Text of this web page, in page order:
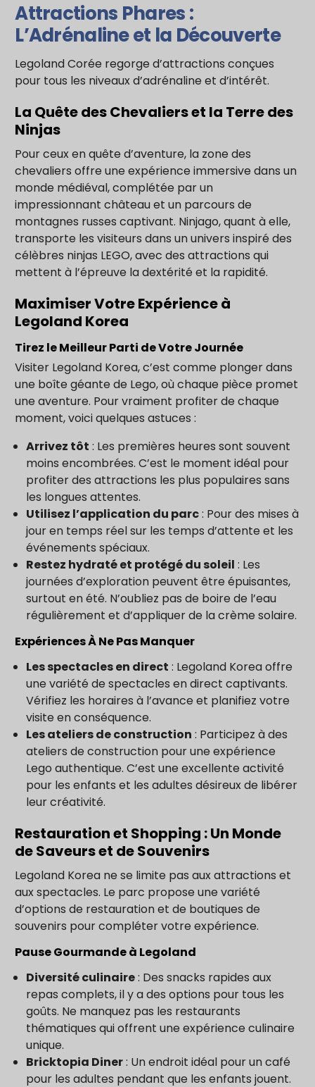
Attractions Phares :
L’Adrénaline et la Découverte
Legoland Corée regorge d’attractions conçues
pour tous les niveaux d’adrénaline et d’intérêt.
La Quête des Chevaliers et la Terre des
Ninjas
Pour ceux en quête d’aventure, la zone des
chevaliers offre une expérience immersive dans un
monde médiéval, complétée par un
impressionnant château et un parcours de
montagnes russes captivant. Ninjago, quant à elle,
transporte les visiteurs dans un univers inspiré des
célèbres ninjas LEGO, avec des attractions qui
mettent à l’épreuve la dextérité et la rapidité.
Maximiser Votre Expérience à
Legoland Korea
Tirez le Meilleur Parti de Votre Journée
Visiter Legoland Korea, c’est comme plonger dans
une boîte géante de Lego, où chaque pièce promet
une aventure. Pour vraiment profiter de chaque
moment, voici quelques astuces :
Arrivez tôt : Les premières heures sont souvent
moins encombrées. C’est le moment idéal pour
profiter des attractions les plus populaires sans
les longues attentes.
Utilisez l’application du parc: Pour des mises à
jour en temps réel sur les temps d’attente et les
événements spéciaux.
Restez hydraté et protégé du soleil : Les
journées d’exploration peuvent être épuisantes,
surtout en été. N’oubliez pas de boire de l’eau
régulièrement et d’appliquer de la crème solaire.
Expériences À Ne Pas Manquer
Les spectacles en direct : Legoland Korea offre
une variété de spectacles en direct captivants.
Vérifiez les horaires à l’avance et planifiez votre
visite en conséquence.
Les ateliers de construction : Participez à des
ateliers de construction pour une expérience
Lego authentique. C’est une excellente activité
pour les enfants et les adultes désireux de libérer
leur créativité.
Restauration et Shopping : Un Monde
de Saveurs et de Souvenirs
Legoland Korea ne se limite pas aux attractions et
aux spectacles. Le parc propose une variété
d’options de restauration et de boutiques de
souvenirs pour compléter votre expérience.
Pause Gourmande à Legoland
Diversité culinaire: Des snacks rapides aux
repas complets, il y a des options pour tous les
goûts. Ne manquez pas les restaurants
thématiques qui offrent une expérience culinaire
unique.
Bricktopia Diner: Un endroit idéal pour un café
pour les adultes pendant que les enfants jouent.